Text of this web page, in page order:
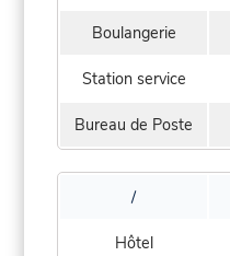
Boulangerie
Station service
Bureau de Poste
/
Hôtel